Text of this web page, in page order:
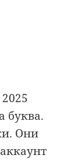
буква.
Они